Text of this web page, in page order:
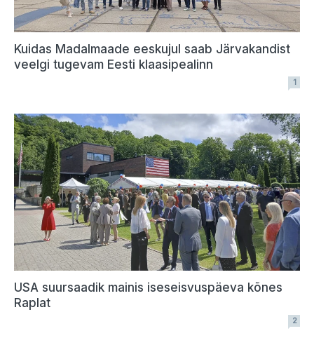
Kuidas Madalmaade eeskujul saab Järvakandist
veelgi tugevam Eesti klaasipealinn
1
USA suursaadik mainis iseseisvuspäeva kõnes
Raplat
2